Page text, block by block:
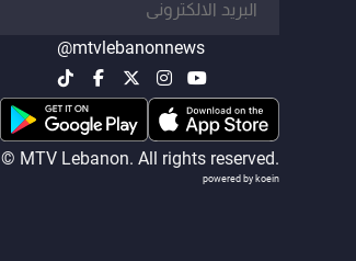
@mtvlebanonnews
© MTV Lebanon. All rights reserved.
powered by koein